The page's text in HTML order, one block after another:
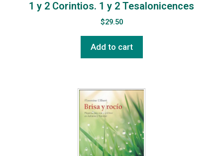
1 y 2 Corintios. 1 y 2 Tesalonicences
$29.50
Add to cart